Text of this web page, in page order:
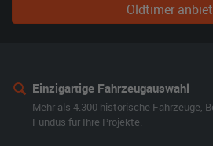
Oldtimer
Einzigartige Fahrzeugauswahl
Mehr als 4.300 historische Fahrzeuge,
Fundus für Ihre Projekte.